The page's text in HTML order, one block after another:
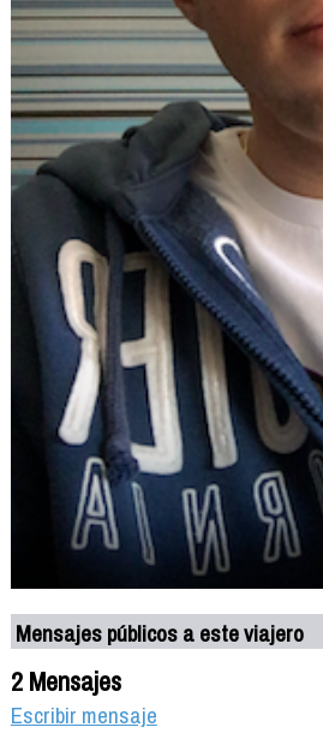
Mensajes públicos a este viajero
2 Mensajes
Escribir mensaje